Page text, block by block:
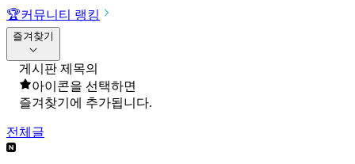
🏆커뮤니티 랭킹
즐겨찾기
게시판 제목의
아이콘을 선택하면
즐겨찾기에 추가됩니다.
전체글